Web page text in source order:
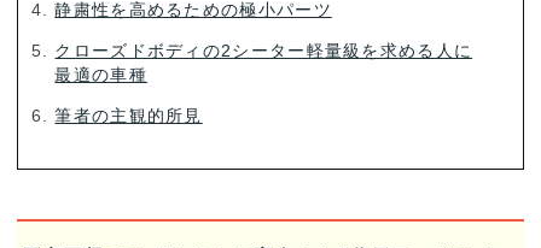
静粛性を高めるための極小パーツ
クローズドボディの2シーター軽量級を求める人に
最適の車種
筆者の主観的所見